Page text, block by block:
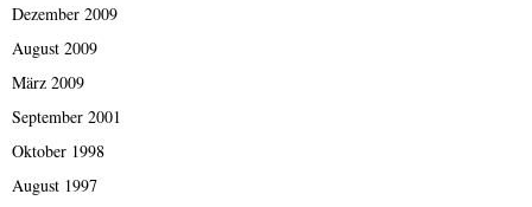
Dezember 2009
August 2009
März 2009
September 2001
Oktober 1998
August 1997